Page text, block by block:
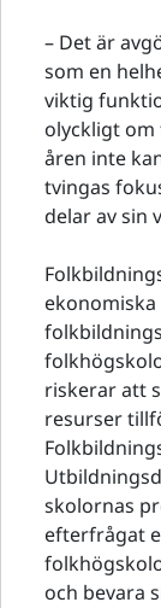
– Det är
som en
viktig
olyckligt
åren inte
tvingas
delar av sin
riskerar att
resurser
skolornas
efterfrågat
och bevara